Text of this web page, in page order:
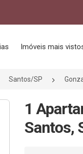
Imóveis mais
Santos/SP
1
Santos,